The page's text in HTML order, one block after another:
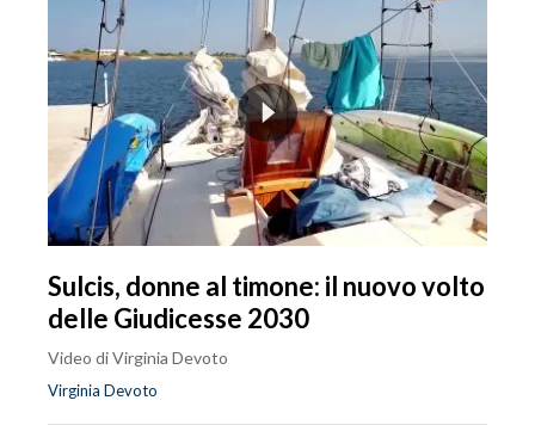
Sulcis, donne al timone: il nuovo volto
delle Giudicesse 2030
Video di Virginia Devoto
Virginia Devoto